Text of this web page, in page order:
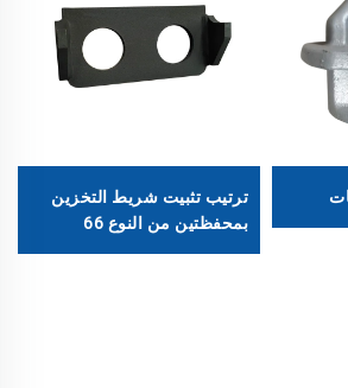
ترتيب تثبيت شريط التخزين
بمحفظتين من النوع 66